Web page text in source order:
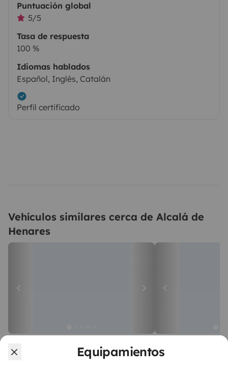
Equipamientos
Puntuación global
5/5
Tasa de respuesta
100 %
Idiomas hablados
Español, Inglés, Catalán
Perfil certificado
Vehículos similares cerca de Alcalá de
Henares
Autocaravana Capuchina